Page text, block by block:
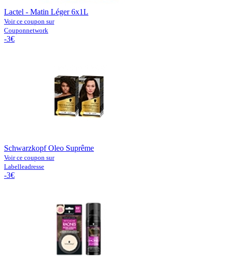
Lactel - Matin Léger 6x1L
Voir ce coupon sur
Couponnetwork
-3€
Schwarzkopf Oleo Suprême
Voir ce coupon sur
Labelleadresse
-3€